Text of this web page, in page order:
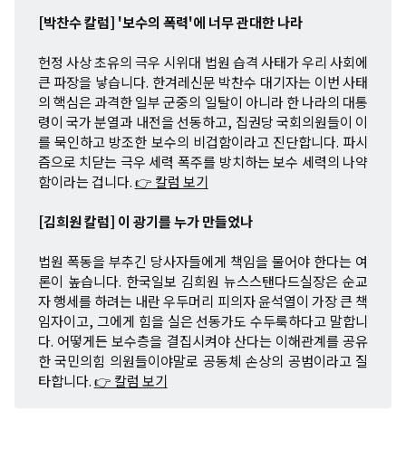
[박찬수 칼럼] '보수의 폭력'에 너무 관대한 나라
헌정 사상 초유의 극우 시위대 법원 습격 사태가 우리 사회에
큰 파장을 낳습니다. 한겨레신문 박찬수 대기자는 이번 사태
의 핵심은 과격한 일부 군중의 일탈이 아니라 한 나라의 대통
령이 국가 분열과 내전을 선동하고, 집권당 국회의원들이 이
를 묵인하고 방조한 보수의 비겁함이라고 진단합니다. 파시
즘으로 치닫는 극우 세력 폭주를 방치하는 보수 세력의 나약
함이라는 겁니다.👉 칼럼 보기
[김희원 칼럼] 이 광기를 누가 만들었나
법원 폭동을 부추긴 당사자들에게 책임을 물어야 한다는 여
론이 높습니다. 한국일보 김희원 뉴스스탠다드실장은 순교
자 행세를 하려는 내란 우두머리 피의자 윤석열이 가장 큰 책
임자이고, 그에게 힘을 실은 선동가도 수두룩하다고 말합니
다. 어떻게든 보수층을 결집시켜야 산다는 이해관계를 공유
한 국민의힘 의원들이야말로 공동체 손상의 공범이라고 질
타합니다.👉 칼럼 보기